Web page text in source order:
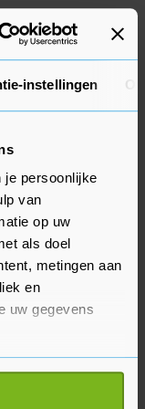
instellingen
je persoonlijke
van
op uw
als doel
metingen aan
en
uw gegevens
en Racisme,
de koning
brak mijn
worden en
het cultureel
ook
de
deel van
bezochten.
hoe
houden. Ik
van de